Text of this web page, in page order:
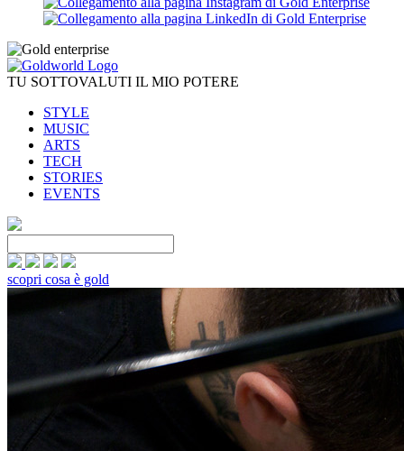
TU SOTTOVALUTI IL MIO POTERE
STYLE
MUSIC
ARTS
TECH
STORIES
EVENTS
scopri cosa è gold